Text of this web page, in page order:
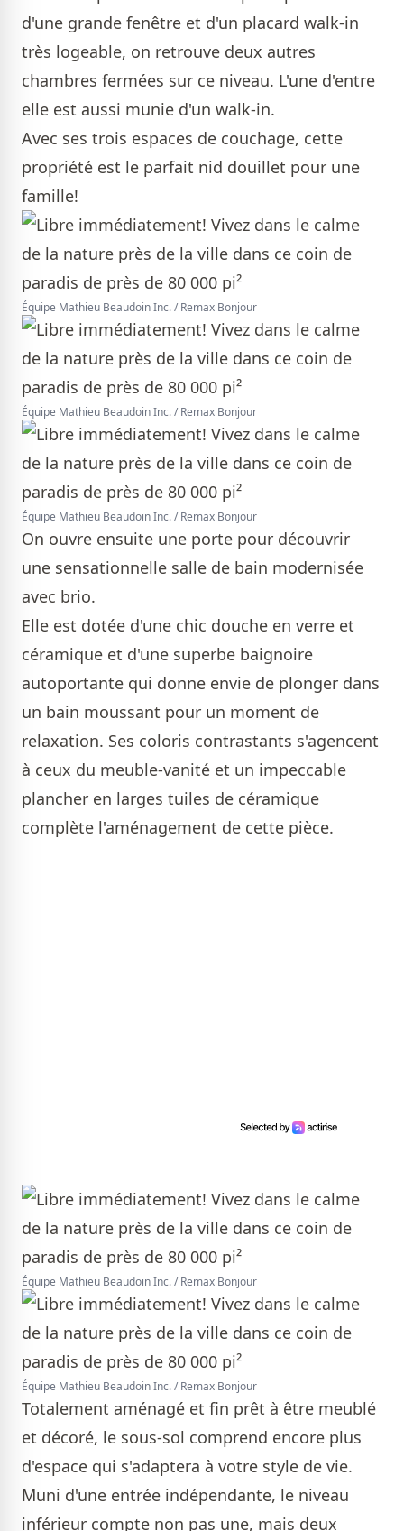
d'une grande fenêtre et d'un placard walk-in
très logeable, on retrouve deux autres
chambres fermées sur ce niveau. L'une d'entre
elle est aussi munie d'un walk-in.
Avec ses trois espaces de couchage, cette
propriété est le parfait nid douillet pour une
famille!
Équipe Mathieu Beaudoin Inc. / Remax Bonjour
Équipe Mathieu Beaudoin Inc. / Remax Bonjour
Équipe Mathieu Beaudoin Inc. / Remax Bonjour
On ouvre ensuite une porte pour découvrir
une sensationnelle salle de bain modernisée
avec brio.
Elle est dotée d'une chic douche en verre et
céramique et d'une superbe baignoire
autoportante qui donne envie de plonger dans
un bain moussant pour un moment de
relaxation. Ses coloris contrastants s'agencent
à ceux du meuble-vanité et un impeccable
plancher en larges tuiles de céramique
complète l'aménagement de cette pièce.
Équipe Mathieu Beaudoin Inc. / Remax Bonjour
Équipe Mathieu Beaudoin Inc. / Remax Bonjour
Totalement aménagé et fin prêt à être meublé
et décoré, le sous-sol comprend encore plus
d'espace qui s'adaptera à votre style de vie.
Muni d'une entrée indépendante, le niveau
inférieur compte non pas une, mais deux